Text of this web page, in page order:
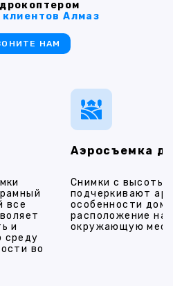
все
и
среду
во
Аэросъемка
Снимки с высоты
подчеркивают
особенности
расположение на
окружающую
клиентов Алмаз
НАМ